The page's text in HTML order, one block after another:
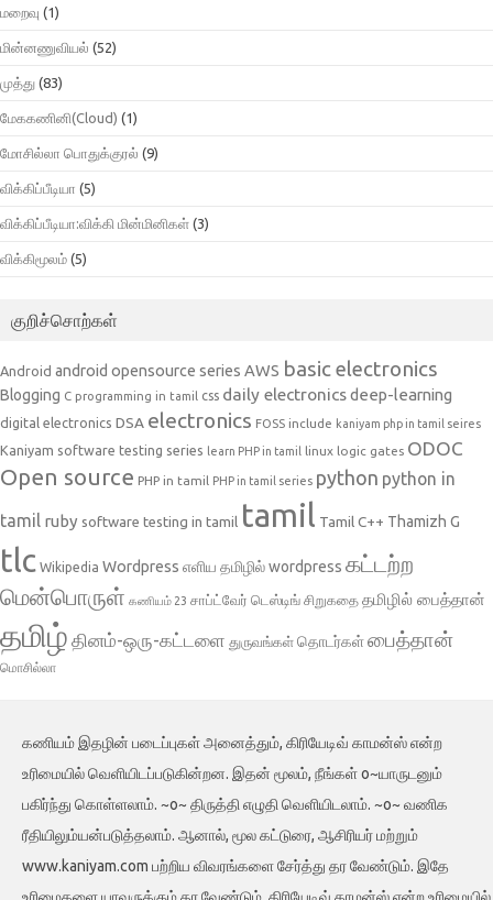
மறைவு (1)
மின்னணுவியல் (52)
முத்து (83)
மேககணினி(Cloud) (1)
மோசில்லா பொதுக்குரல் (9)
விக்கிப்பீடியா (5)
விக்கிப்பீடியா:விக்கி மின்மினிகள் (3)
விக்கிமூலம் (5)
குறிச்சொற்கள்
Android android opensource series AWS basic electronics
Blogging C programming in tamil css daily electronicsdeep-learning
digital electronics DSA electronics FOSS include kaniyam php in tamil seires
Kaniyam software testing series learn PHP in tamil linux logic gates ODOC
Open source PHP in tamil PHP in tamil series python python in
tamil ruby software testing in tamil tamil Tamil C++ Thamizh G
tlc Wikipedia Wordpress எளிய தமிழில் wordpress கட்டற்ற
மென்பொருள் கணியம் 23 சாப்ட்வேர் டெஸ்டிங் சிறுகதை தமிழில் பைத்தான்
தமிழ் தினம்-ஒரு-கட்டளை துருவங்கள் தொடர்கள்பைத்தான்
மொசில்லா
கணியம் இதழின் படைப்புகள் அனைத்தும், கிரியேடிவ் காமன்ஸ் என்ற
உரிமையில் வெளியிடப்படுகின்றன. இதன் மூலம், நீங்கள் o~யாருடனும்
பகிர்ந்து கொள்ளலாம். ~o~ திருத்தி எழுதி வெளியிடலாம். ~o~ வணிக
ரீதியிலும்யன்படுத்தலாம். ஆனால், மூல கட்டுரை, ஆசிரியர் மற்றும்
www.kaniyam.com பற்றிய விவரங்களை சேர்த்து தர வேண்டும். இதே